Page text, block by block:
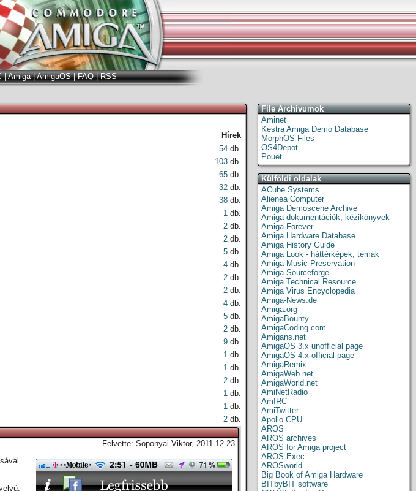
|Amiga|AmigaOS|FAQ|RSS
Hírek
54 db.
103 db.
65 db.
32 db.
38 db.
1 db.
2 db.
2 db.
5 db.
4 db.
2 db.
2 db.
4 db.
5 db.
2 db.
9 db.
1 db.
1 db.
2 db.
1 db.
1 db.
2 db.
Felvette: Soponyai Viktor, 2011.12.23
File Archivumok
Aminet
Kestra Amiga Demo Database
MorphOS Files
OS4Depot
Pouet
Külföldi oldalak
ACube Systems
Alienea Computer
Amiga Demoscene Archive
Amiga dokumentációk, kézikönyvek
Amiga Forever
Amiga Hardware Database
Amiga History Guide
Amiga Look - háttérképek, témák
Amiga Music Preservation
Amiga Sourceforge
Amiga Technical Resource
Amiga Virus Encyclopedia
Amiga-News.de
Amiga.org
AmigaBounty
AmigaCoding.com
Amigans.net
AmigaOS 3.x unofficial page
AmigaOS 4.x official page
AmigaRemix
AmigaWeb.net
AmigaWorld.net
AmiNetRadio
AmIRC
AmiTwitter
Apollo CPU
AROS
AROS archives
AROS for Amiga project
AROS-Exec
AROSworld
Big Book of Amiga Hardware
BITbyBIT software